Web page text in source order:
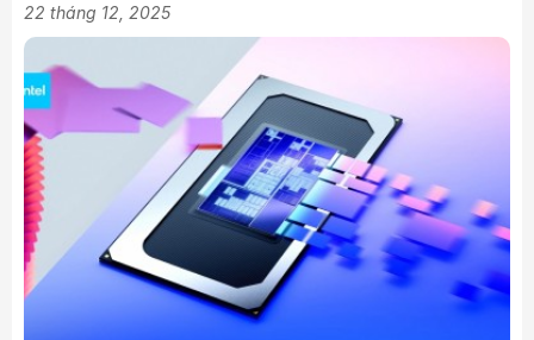
22 tháng 12, 2025